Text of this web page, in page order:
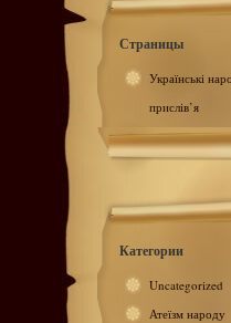
Страницы
Українські
прислів’я
Категории
Uncategorized
Атеїзм народу